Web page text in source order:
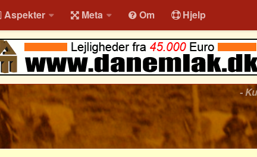
Aspekter Meta Om Hjelp
-